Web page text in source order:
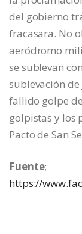
del gobierno
fracasara. No
aeródromo
se sublevan
sublevación de
fallido golpe
golpistas y los
Pacto de San
Fuente;
https://